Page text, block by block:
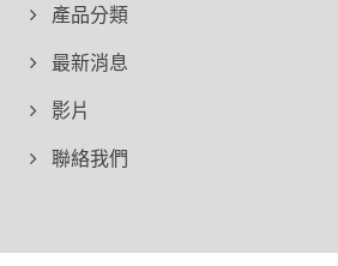
產品分類
最新消息
影片
聯絡我們